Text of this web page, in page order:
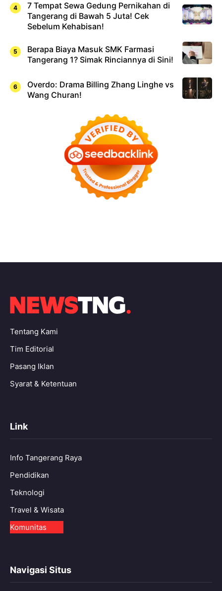
7 Tempat Sewa Gedung Pernikahan di
Tangerang di Bawah 5 Juta! Cek
Sebelum Kehabisan!
Berapa Biaya Masuk SMK Farmasi
Tangerang 1? Simak Rinciannya di Sini!
Overdo: Drama Billing Zhang Linghe vs
Wang Churan!
Tentang Kami
Tim Editorial
Pasang Iklan
Syarat & Ketentuan
Link
Info Tangerang Raya
Pendidikan
Teknologi
Travel & Wisata
Komunitas
Navigasi Situs